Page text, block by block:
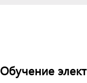
Обучение